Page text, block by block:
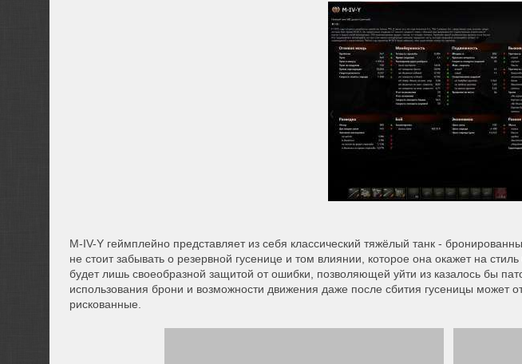
M-IV-Y геймплейно представляет из себя классический тяжёлый танк -
не стоит забывать о резервной гусенице и том влиянии, которое она окажет на
будет лишь своеобразной защитой от ошибки, позволяющей уйти из казалось бы
использования брони и возможности движения даже после сбития гусеницы может
рискованные.